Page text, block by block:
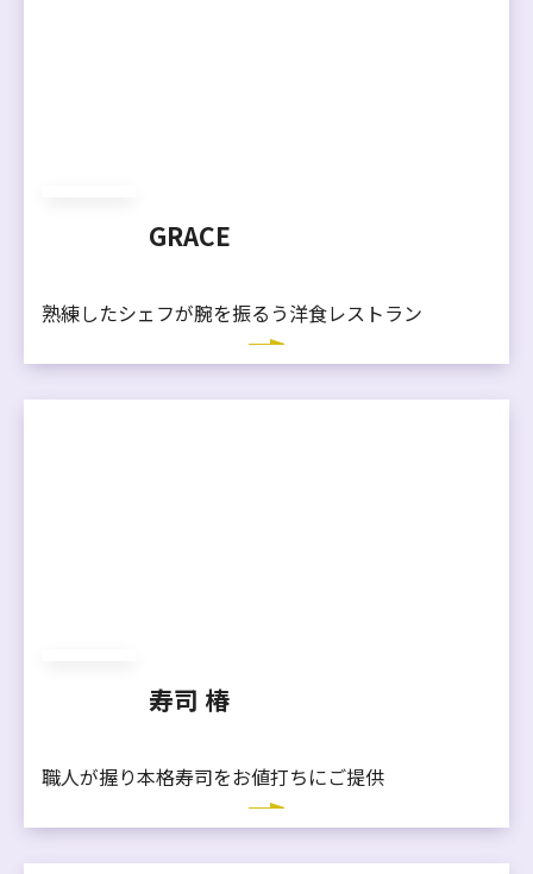
GRACE
熟練したシェフが腕を振るう洋食レストラン
寿司 椿
職人が握り本格寿司をお値打ちにご提供